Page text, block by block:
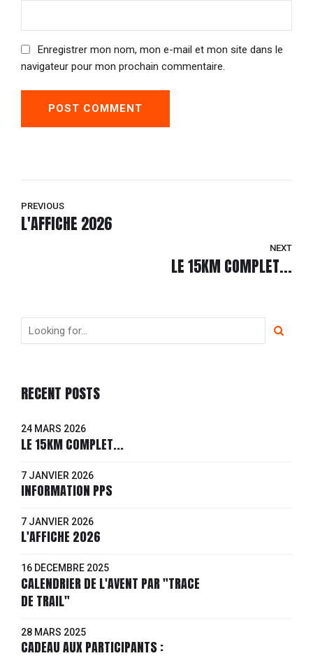
Enregistrer mon nom, mon e-mail et mon site dans le
navigateur pour mon prochain commentaire.
POST COMMENT
PREVIOUS
L'AFFICHE 2026
NEXT
LE 15KM COMPLET...
RECENT POSTS
24 MARS 2026
LE 15KM COMPLET...
7 JANVIER 2026
INFORMATION PPS
7 JANVIER 2026
L'AFFICHE 2026
16 DÉCEMBRE 2025
CALENDRIER DE L'AVENT PAR "TRACE
DE TRAIL"
28 MARS 2025
CADEAU AUX PARTICIPANTS :